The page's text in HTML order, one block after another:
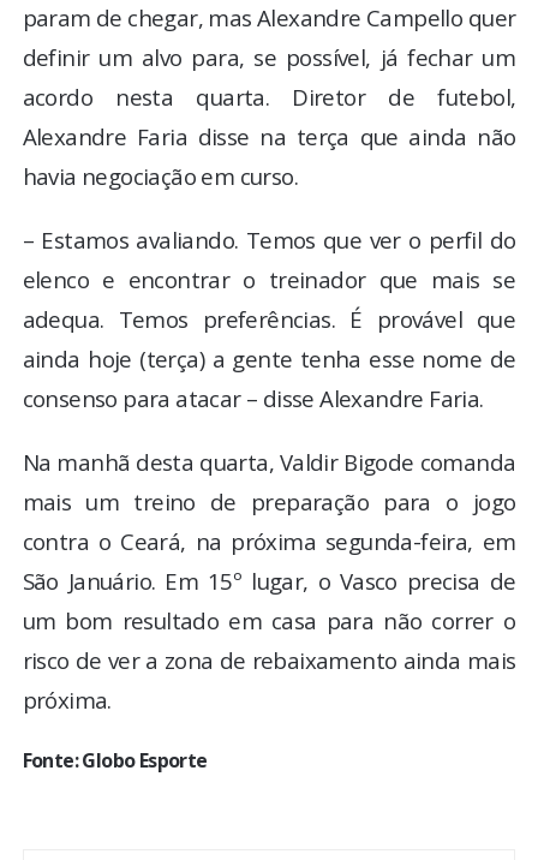
param de chegar, mas Alexandre Campello quer
definir um alvo para, se possível, já fechar um
acordo nesta quarta. Diretor de futebol,
Alexandre Faria disse na terça que ainda não
havia negociação em curso.
– Estamos avaliando. Temos que ver o perfil do
elenco e encontrar o treinador que mais se
adequa. Temos preferências. É provável que
ainda hoje (terça) a gente tenha esse nome de
consenso para atacar – disse Alexandre Faria.
Na manhã desta quarta, Valdir Bigode comanda
mais um treino de preparação para o jogo
contra o Ceará, na próxima segunda-feira, em
São Januário. Em 15º lugar, o Vasco precisa de
um bom resultado em casa para não correr o
risco de ver a zona de rebaixamento ainda mais
próxima.
Fonte: Globo Esporte